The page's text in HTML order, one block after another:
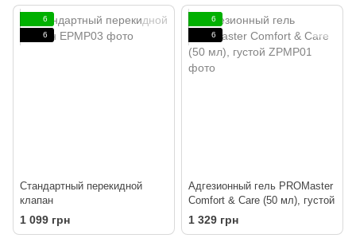
6
6
Стандартный перекидной
клапан
1 099 грн
6
6
Адгезионный гель PROMaster
Comfort & Care (50 мл), густой
1 329 грн